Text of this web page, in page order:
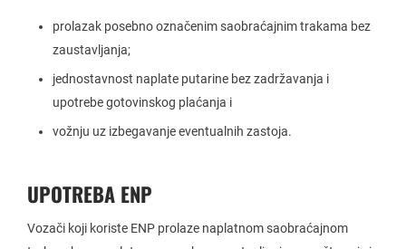
prolazak posebno označenim saobraćajnim trakama bez
zaustavljanja;
jednostavnost naplate putarine bez zadržavanja i
upotrebe gotovinskog plaćanja i
vožnju uz izbegavanje eventualnih zastoja.
UPOTREBA ENP
Vozači koji koriste ENP prolaze naplatnom saobraćajnom